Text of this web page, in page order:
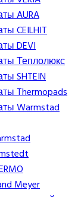
AURA
CEILHIT
DEVI
Теплолюкс
SHTEIN
Thermopads
Warmstad
Meyer